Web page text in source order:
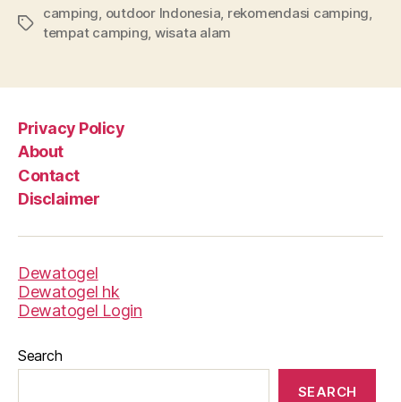
Tags
camping, outdoor Indonesia, rekomendasi camping,
tempat camping, wisata alam
Privacy Policy
About
Contact
Disclaimer
Dewatogel
Dewatogel hk
Dewatogel Login
Search
SEARCH